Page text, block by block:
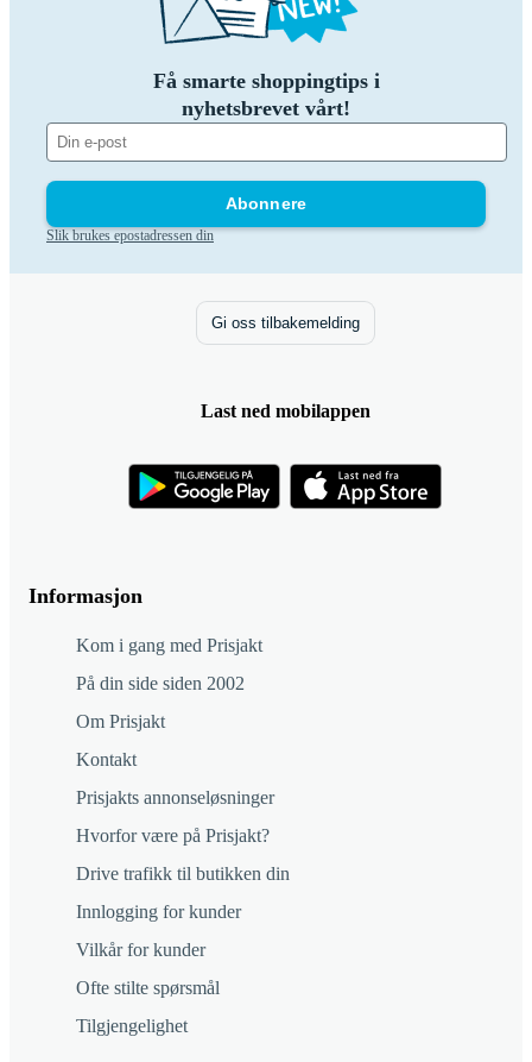
Få smarte shoppingtips i
nyhetsbrevet vårt!
Abonnere
Slik brukes epostadressen din
Informasjon
Kom i gang med Prisjakt
På din side siden 2002
Om Prisjakt
Kontakt
Prisjakts annonseløsninger
Hvorfor være på Prisjakt?
Drive trafikk til butikken din
Innlogging for kunder
Vilkår for kunder
Ofte stilte spørsmål
Tilgjengelighet
Gi oss tilbakemelding
Last ned mobilappen